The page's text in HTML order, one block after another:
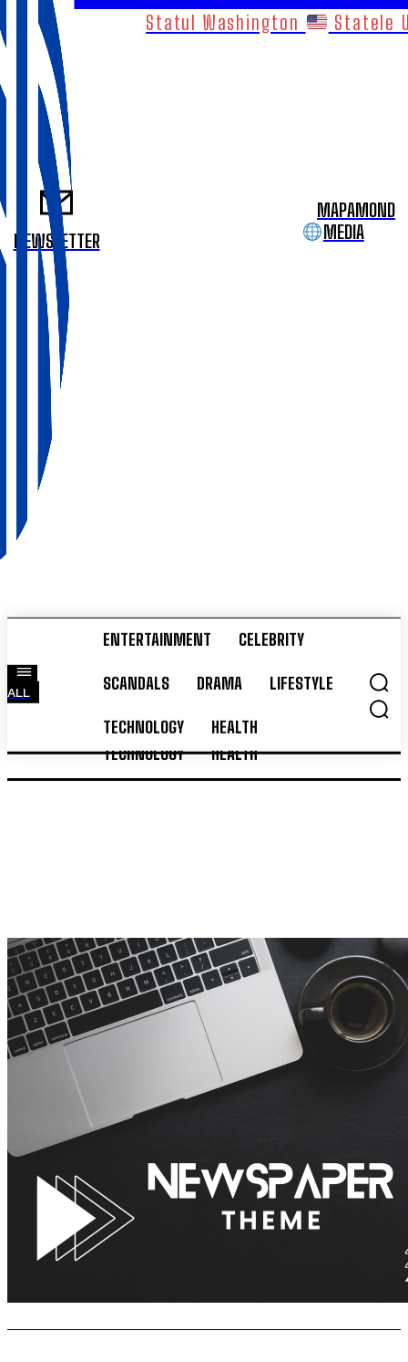
NEWSLETTER
Statul Washington Statele
MAPAMOND
MEDIA
TECHNOLOGY HEALTH
ALL
ENTERTAINMENT CELEBRITY
SCANDALS DRAMA LIFESTYLE
TECHNOLOGY HEALTH